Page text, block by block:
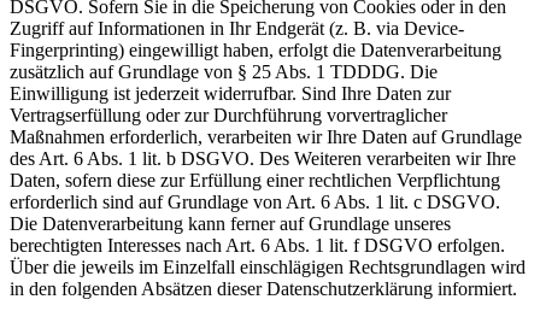
DSGVO. Sofern Sie in die Speicherung von Cookies oder in den
Zugriff auf Informationen in Ihr Endgerät (z. B. via Device-
Fingerprinting) eingewilligt haben, erfolgt die Datenverarbeitung
zusätzlich auf Grundlage von § 25 Abs. 1 TDDDG. Die
Einwilligung ist jederzeit widerrufbar. Sind Ihre Daten zur
Vertragserfüllung oder zur Durchführung vorvertraglicher
Maßnahmen erforderlich, verarbeiten wir Ihre Daten auf Grundlage
des Art. 6 Abs. 1 lit. b DSGVO. Des Weiteren verarbeiten wir Ihre
Daten, sofern diese zur Erfüllung einer rechtlichen Verpflichtung
erforderlich sind auf Grundlage von Art. 6 Abs. 1 lit. c DSGVO.
Die Datenverarbeitung kann ferner auf Grundlage unseres
berechtigten Interesses nach Art. 6 Abs. 1 lit. f DSGVO erfolgen.
Über die jeweils im Einzelfall einschlägigen Rechtsgrundlagen wird
in den folgenden Absätzen dieser Datenschutzerklärung informiert.